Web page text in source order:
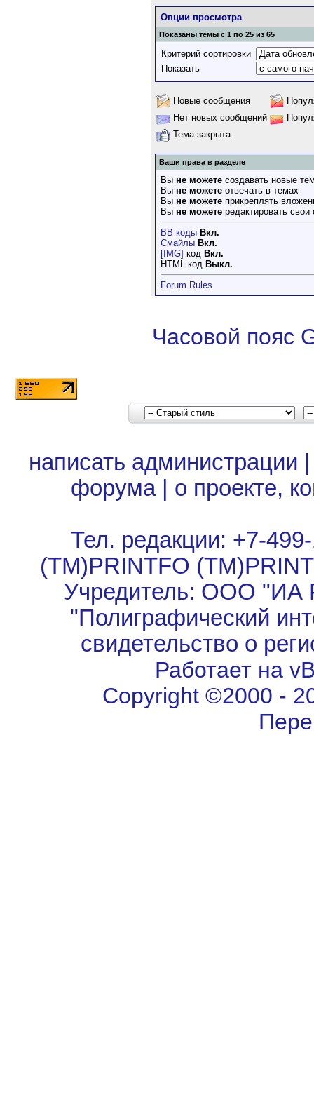
Опции просмотра
Показаны темы с 1 по 25 из 65
Критерий сортировки
Показать
Новые сообщения
Нет новых сообщений
Тема закрыта
Ваши права в разделе
Вы не можете создавать новые
Вы не можете отвечать в темах
Вы не можете прикреплять
Вы не можете редактировать
BB коды Вкл.
Смайлы Вкл.
[IMG] код Вкл.
HTML код Выкл.
Forum Rules
Часовой пояс
написать администрации
форума| о проекте,
Тел. редакции: +7-
(TM)PRINTFO
Учредитель: ООО "ИА
"Полиграфический
свидетельство о
Работает на
Copyright ©2000 -